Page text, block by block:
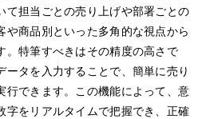
て担当ごとの売り上げや部署ごとの
や商品別といった多角的な視点から
。特筆すべきはその精度の高さで
ータを入力することで、簡単に売り
行できます。この機能によって、意
字をリアルタイムで把握でき、正確